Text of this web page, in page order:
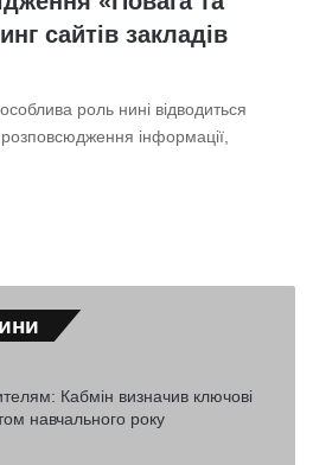
сайтів закладів
роль нині відводиться
інформації,
Кабмін визначив ключові
навчального року